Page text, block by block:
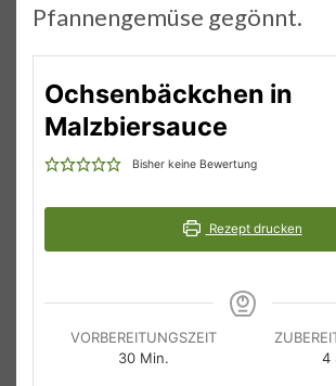
Pfannengemüse gegönnt.
Ochsenbäckchen in
Malzbiersauce
Bisher keine Bewertung
Rezept drucken
VORBEREITUNGSZEIT
30Minuten
Min.
4